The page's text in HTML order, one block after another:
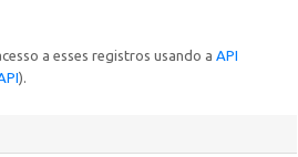
a esses registros usando a API
).